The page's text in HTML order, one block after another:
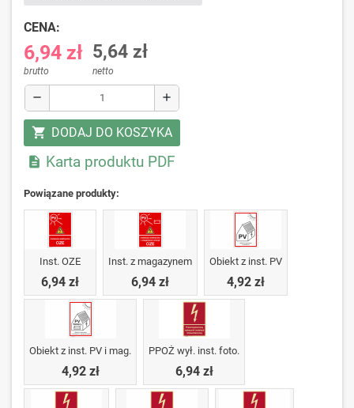
CENA:
6,94 zł
brutto
5,64 zł
netto
remove add
shopping_cart DODAJ DO KOSZYKA
 Karta produktu PDF
Powiązane produkty:
Inst. OZE
6,94 zł
Inst. z magazynem
6,94 zł
Obiekt z inst. PV
4,92 zł
Obiekt z inst. PV i mag.
4,92 zł
PPOŻ wył. inst. foto.
6,94 zł